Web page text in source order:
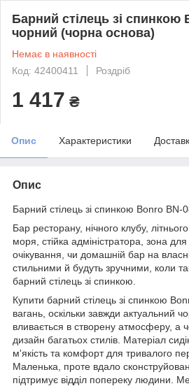
Барний стілець зі спинкою
чорний (чорна основа)
Немає в наявності
Код: 42400411
Роздріб
1 417 ₴
Опис Характеристики
Опис
Барний стілець зі спинкою Bonro BN-
Бар ресторану, нічного клубу,
моря, стійка адміністратора, зона
очікування, чи домашній бар на
стильними й будуть зручними, коли
барний стілець зі спинкою.
Купити барний стілець зі спинкою
вагань, оскільки завжди актуальний
вливається в створену атмосферу, а
дизайн багатьох стилів. Матеріал
м'якість та комфорт для тривалого
Маленька, проте вдало
підтримує відділ попереку людини.